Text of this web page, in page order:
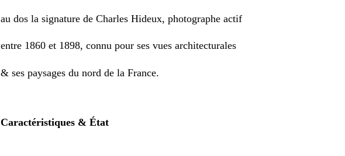
au dos la signature de Charles Hideux, photographe actif
entre 1860 et 1898, connu pour ses vues architecturales
& ses paysages du nord de la France.
Caractéristiques & État